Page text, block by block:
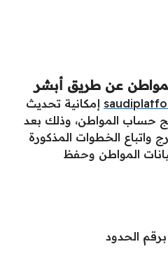
عن طريق أبشر
إمكانية تحديث
حساب المواطن، وذلك بعد
واتباع الخطوات المذكورة
المواطن وحفظ
الحدود